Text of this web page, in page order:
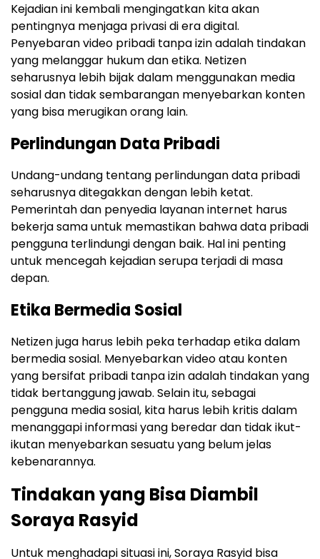
Kejadian ini kembali mengingatkan kita akan
pentingnya menjaga privasi di era digital.
Penyebaran video pribadi tanpa izin adalah tindakan
yang melanggar hukum dan etika. Netizen
seharusnya lebih bijak dalam menggunakan media
sosial dan tidak sembarangan menyebarkan konten
yang bisa merugikan orang lain.
Perlindungan Data Pribadi
Undang-undang tentang perlindungan data pribadi
seharusnya ditegakkan dengan lebih ketat.
Pemerintah dan penyedia layanan internet harus
bekerja sama untuk memastikan bahwa data pribadi
pengguna terlindungi dengan baik. Hal ini penting
untuk mencegah kejadian serupa terjadi di masa
depan.
Etika Bermedia Sosial
Netizen juga harus lebih peka terhadap etika dalam
bermedia sosial. Menyebarkan video atau konten
yang bersifat pribadi tanpa izin adalah tindakan yang
tidak bertanggung jawab. Selain itu, sebagai
pengguna media sosial, kita harus lebih kritis dalam
menanggapi informasi yang beredar dan tidak ikut-
ikutan menyebarkan sesuatu yang belum jelas
kebenarannya.
Tindakan yang Bisa Diambil
Soraya Rasyid
Untuk menghadapi situasi ini, Soraya Rasyid bisa